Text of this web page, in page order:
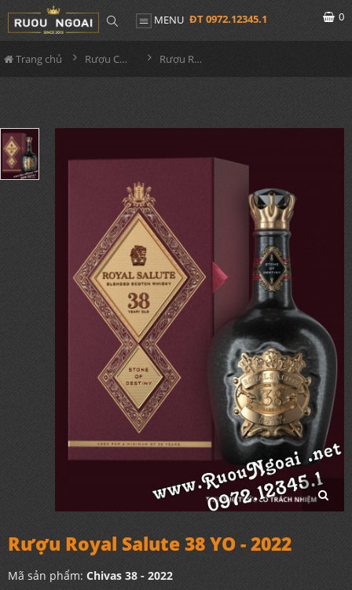
MENU ĐT 0972.12345.1 0
Trang chủ Rượu Chivas Rượu Royal Salute 38 YO - 2022
Rượu Royal Salute 38 YO - 2022
Mã sản phẩm: Chivas 38 - 2022